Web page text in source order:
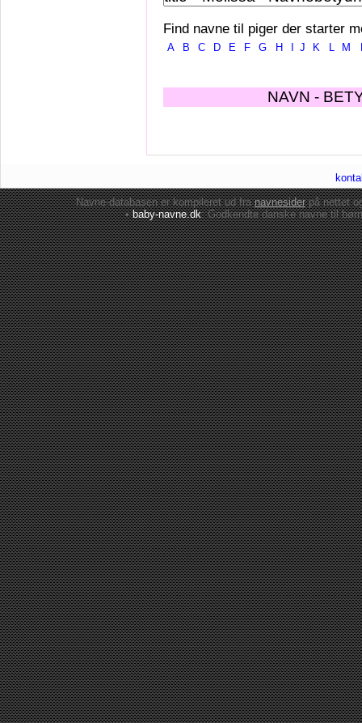
Find navne til piger der starter
A B C D E F G H J K L M
NAVN -
Navne-databasen er kompileret ud franavnesiderpå nettet
•baby-navne.dk: Godkendte danskenavne til børn